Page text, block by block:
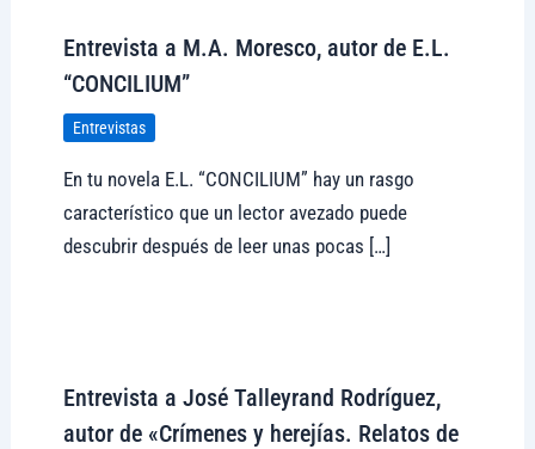
Entrevista a M.A. Moresco, autor de E.L.
“CONCILIUM”
Entrevistas
En tu novela E.L. “CONCILIUM” hay un rasgo
característico que un lector avezado puede
descubrir después de leer unas pocas […]
Entrevista a José Talleyrand Rodríguez,
autor de «Crímenes y herejías. Relatos de